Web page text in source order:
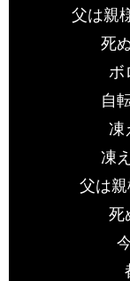
父は親
死
ボ
自
凍
凍
父は
死